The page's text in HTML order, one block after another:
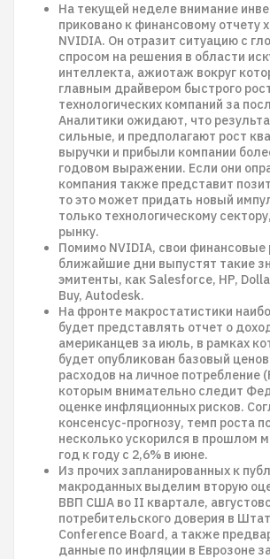
На текущей неделе внимание
приковано к финансовому отчету
NVIDIA. Он отразит ситуацию с
спросом на решения в области
интеллекта, ажиотаж вокруг
главным драйвером быстрого
технологических компаний за
Аналитики ожидают, что
сильные, и предполагают рост
выручки и прибыли компании
годовом выражении. Если они
компания также представит
то это может придать новый
только технологическому
рынку.
Помимо NVIDIA, свои финансовые
ближайшие дни выпустят такие
эмитенты, как Salesforce, HP,
Buy, Autodesk.
На фронте макростатистики
будет представлять отчет о
американцев за июль, в рамках
будет опубликован базовый
расходов на личное потребление
которым внимательно следит
оценке инфляционных рисков.
консенсус-прогнозу, темп роста
несколько ускорился в прошлом
год к году с 2,6% в июне.
Из прочих запланированных к
макроданных выделим вторую
ВВП США во II квартале,
потребительского доверия в
Conference Board, а также
данные по инфляции в Еврозоне